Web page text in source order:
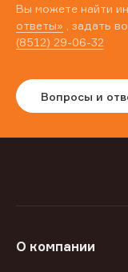
Вы можете найти
ответы» , задать
(8512) 29-06-32
Вопросы и
О компании